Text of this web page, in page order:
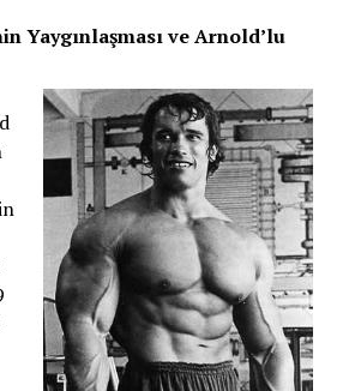
Yaygınlaşması ve Arnold’lu